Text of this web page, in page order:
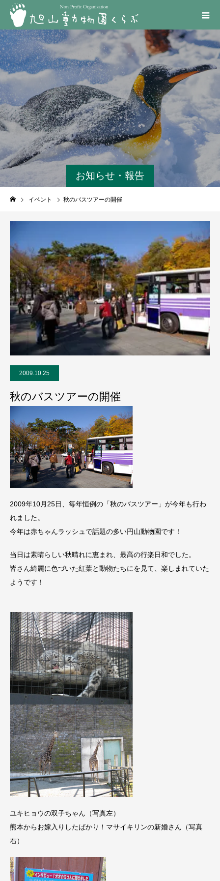
お知らせ・報告
イベント 秋のバスツアーの開催
2009.10.25
秋のバスツアーの開催
2009年10月25日、毎年恒例の「秋のバスツアー」が今年も行わ
れました。
今年は赤ちゃんラッシュで話題の多い円山動物園です！
当日は素晴らしい秋晴れに恵まれ、最高の行楽日和でした。
皆さん綺麗に色づいた紅葉と動物たちにを見て、楽しまれていた
ようです！
ユキヒョウの双子ちゃん（写真左）
熊本からお嫁入りしたばかり！マサイキリンの新婚さん（写真
右）